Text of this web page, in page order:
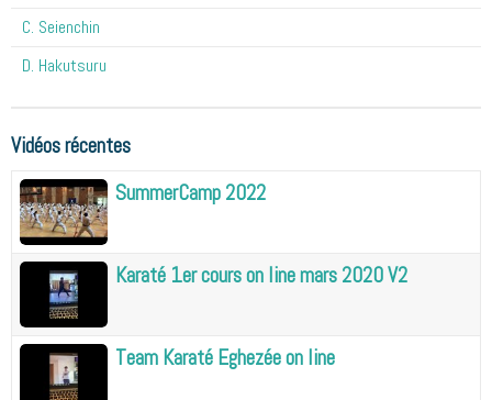
C. Seienchin
D. Hakutsuru
Vidéos récentes
SummerCamp 2022
Karaté 1er cours on line mars 2020 V2
Team Karaté Eghezée on line